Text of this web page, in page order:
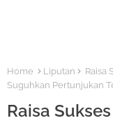
Home Liputan
Raisa
Suguhkan Pertunjukan
Raisa